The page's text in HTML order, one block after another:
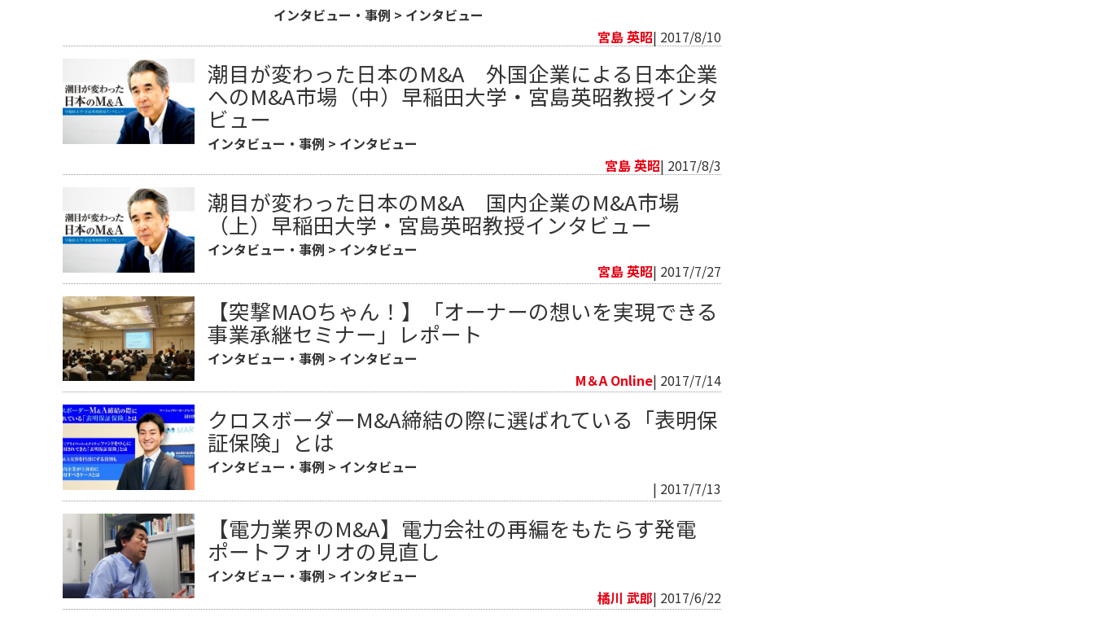
インタビュー・事例 > インタビュー
宮島 英昭| 2017/8/10
潮目が変わった日本のM&A 外国企業による日本企業
へのM&A市場（中）早稲田大学・宮島英昭教授インタ
ビュー
インタビュー・事例 > インタビュー
宮島 英昭| 2017/8/3
潮目が変わった日本のM&A 国内企業のM&A市場
（上）早稲田大学・宮島英昭教授インタビュー
インタビュー・事例 > インタビュー
宮島 英昭| 2017/7/27
【突撃MAOちゃん！】「オーナーの想いを実現できる
事業承継セミナー」レポート
インタビュー・事例 > インタビュー
M＆A Online| 2017/7/14
クロスボーダーM&A締結の際に選ばれている「表明保
証保険」とは
インタビュー・事例 > インタビュー
| 2017/7/13
【電力業界のM&A】電力会社の再編をもたらす発電
ポートフォリオの見直し
インタビュー・事例 > インタビュー
橘川 武郎| 2017/6/22